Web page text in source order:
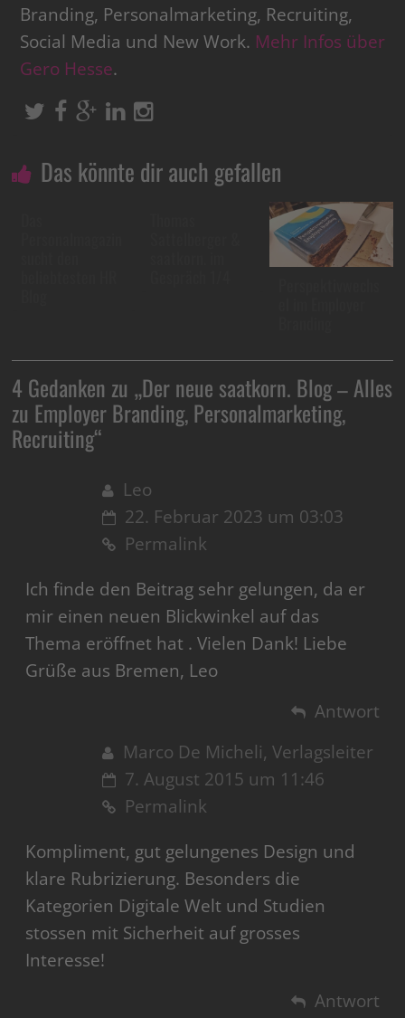
Branding, Personalmarketing, Recruiting,
Social Media und New Work. Mehr Infos über
Gero Hesse.
Das könnte dir auch gefallen
4 Gedanken zu „Der neue saatkorn. Blog – Alles
zu Employer Branding, Personalmarketing,
Recruiting“
Leo
22. Februar 2023 um 03:03
Permalink
Ich finde den Beitrag sehr gelungen, da er
mir einen neuen Blickwinkel auf das
Thema eröffnet hat . Vielen Dank! Liebe
Grüße aus Bremen, Leo
Antwort
Marco De Micheli, Verlagsleiter
7. August 2015 um 11:46
Permalink
Kompliment, gut gelungenes Design und
klare Rubrizierung. Besonders die
Kategorien Digitale Welt und Studien
stossen mit Sicherheit auf grosses
Interesse!
Antwort